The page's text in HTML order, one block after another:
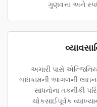
ગુણવત્તા અને
અમારી પાસે
બાંધકામની આગળની
સાધનોના તકનીકી
ચોકસાઈપૂર્વક